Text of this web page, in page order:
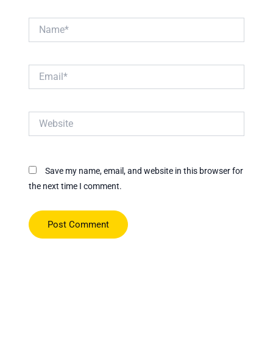
Save my name, email, and website in this browser for
the next time I comment.